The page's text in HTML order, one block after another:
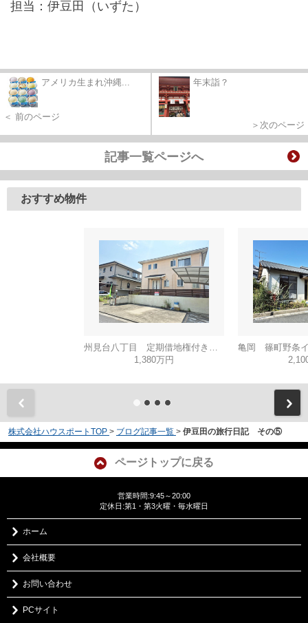
担当：伊豆田（いずた）
アメリカ生まれ沖縄...
＜ 前のページ
年末詣？
＞次のページ
記事一覧ページへ
おすすめ物件
1,380万円
株式会社ハウスポートTOP > ブログ記事一覧 > 伊豆田の旅行日記 その⑤
ページトップに戻る
営業時間:9:45～20:00
定休日:第1・第3火曜・毎水曜日
ホーム
会社概要
お問い合わせ
PCサイト